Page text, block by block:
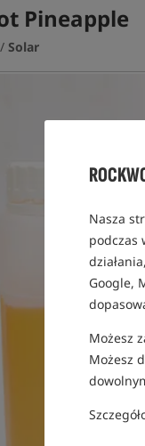
Nasza
podczas
Google,
Możesz
Możesz
Pineapple
Solar